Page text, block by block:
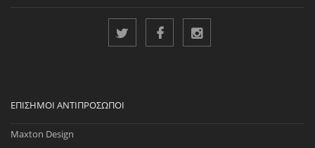
ΕΠΊΣΗΜΟΙ ΑΝΤΙΠΡΌΣΩΠΟΙ
Maxton Design